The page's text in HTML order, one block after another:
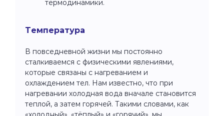
термодинамики.
Температура
В повседневной жизни мы постоянно
сталкиваемся с физическими явлениями,
которые связаны с нагреванием и
охлаждением тел. Нам известно, что при
нагревании холодная вода вначале становится
теплой, а затем горячей. Такими словами, как